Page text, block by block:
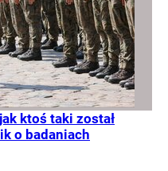
ktoś taki został
o badaniach